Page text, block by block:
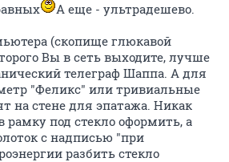
А еще - ультрадешево.
(скопище глюкавой
Вы в сеть выходите, лучше
телеграф Шаппа. А для
"Феликс" или тривиальные
на стене для эпатажа. Никак
рамку под стекло оформить, а
с надписью "при
разбить стекло